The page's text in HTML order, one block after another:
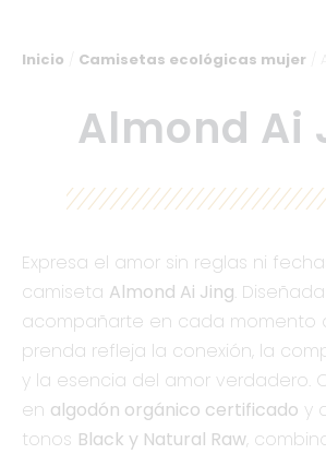
Inicio Camisetas ecológicas mujer
Almond Ai
Expresa el amor sin reglas ni
camiseta Almond Ai Jing.
acompañarte en cada momento
prenda refleja la conexión, la
y la esencia del amor verdadero.
en algodón orgánico certificado y
tonos Black y Natural Raw,